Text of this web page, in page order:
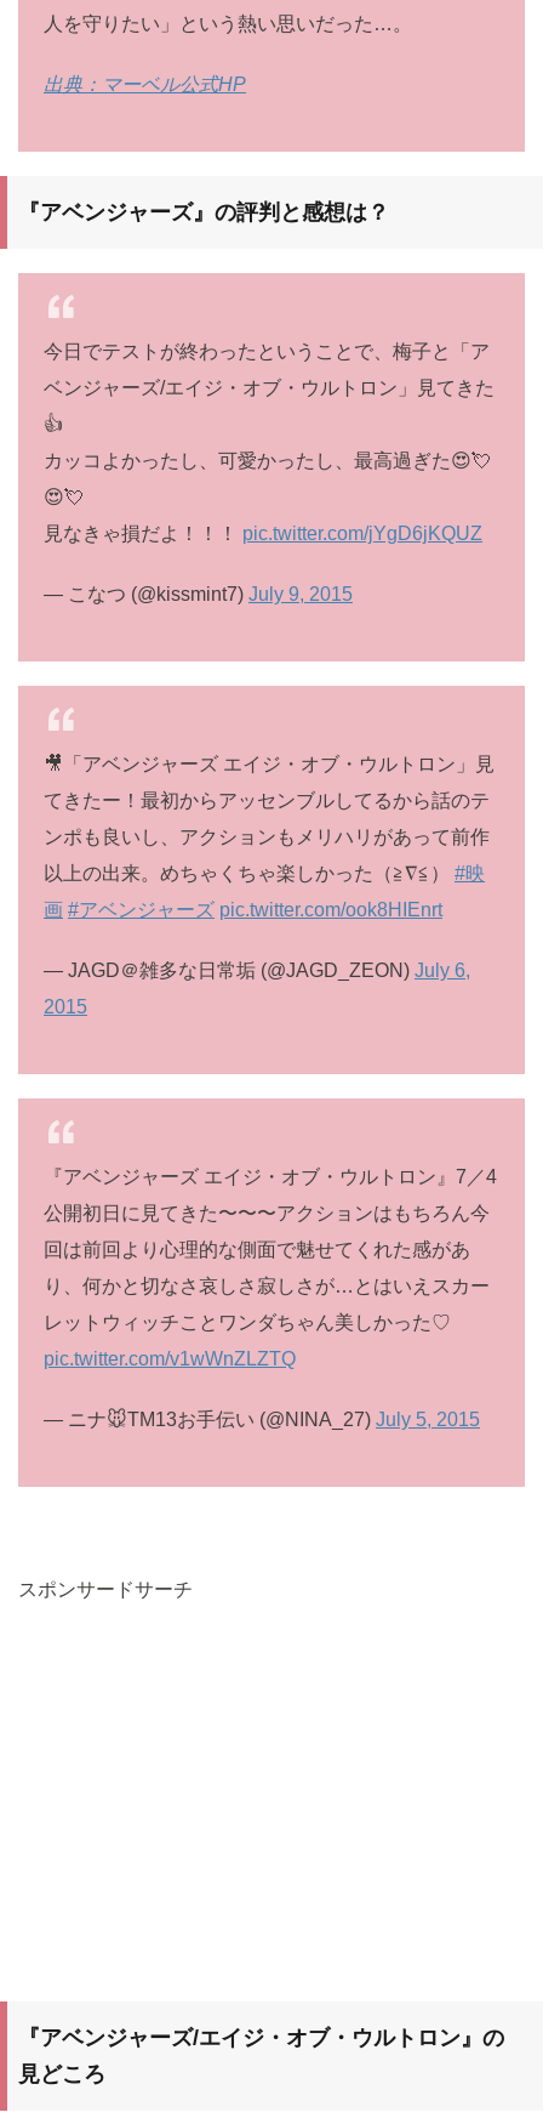
⼈を守りたい」という熱い思いだった…。
出典：マーベル公式HP
『アベンジャーズ』 の評判と感想は？
今日でテストが終わったということで、梅子と「ア
ベンジャーズ/エイジ・オブ・ウルトロン」見てきた
👍
カッコよかったし、可愛かったし、最高過ぎた😍💘
😍💘
見なきゃ損だよ！！！ pic.twitter.com/jYgD6jKQUZ
— こなつ (@kissmint7) July 9, 2015
🎥「アベンジャーズ エイジ・オブ・ウルトロン」見
てきたー！最初からアッセンブルしてるから話のテ
ンポも良いし、アクションもメリハリがあって前作
以上の出来。めちゃくちゃ楽しかった（≧∇≦） #映
画 #アベンジャーズ pic.twitter.com/ook8HIEnrt
— JAGD＠雑多な日常垢 (@JAGD_ZEON) July 6,
2015
『アベンジャーズ エイジ・オブ・ウルトロン』7／4
公開初日に見てきた〜〜〜アクションはもちろん今
回は前回より心理的な側面で魅せてくれた感があ
り、何かと切なさ哀しさ寂しさが…とはいえスカー
レットウィッチことワンダちゃん美しかった♡
pic.twitter.com/v1wWnZLZTQ
— ニナ🐭TM13お手伝い (@NINA_27) July 5, 2015
スポンサードサーチ
『アベンジャーズ/エイジ・オブ・ウルトロン』 の
見どころ